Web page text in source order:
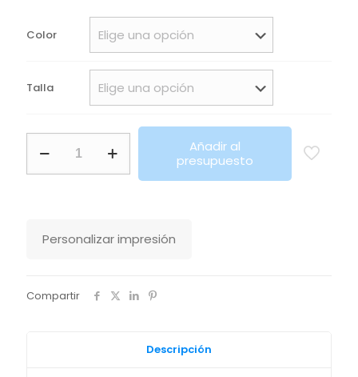
Color
Talla
Para
Hombre
Añadir al
presupuesto
Personalizar impresión
Compartir
Descripción